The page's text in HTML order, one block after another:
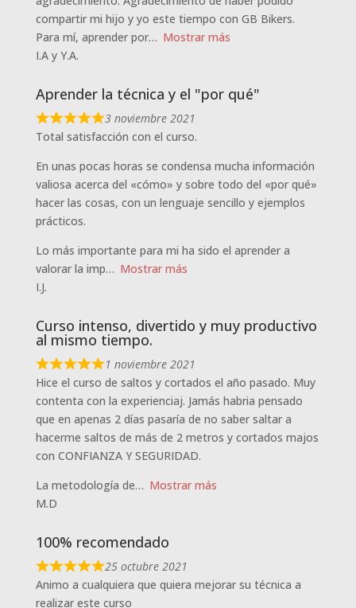
compartir mi hijo y yo este tiempo con GB Bikers.
Para mí, aprender por
Mostrar más
I.A y Y.A.
Aprender la técnica y el "por qué"
3 noviembre 2021
Total satisfacción con el curso.
En unas pocas horas se condensa mucha información
valiosa acerca del «cómo» y sobre todo del «por qué»
hacer las cosas, con un lenguaje sencillo y ejemplos
prácticos.
Lo más importante para mi ha sido el aprender a
valorar la imp
Mostrar más
I.J.
Curso intenso, divertido y muy productivo
al mismo tiempo.
1 noviembre 2021
Hice el curso de saltos y cortados el año pasado. Muy
contenta con la experienciaj. Jamás habria pensado
que en apenas 2 días pasaría de no saber saltar a
hacerme saltos de más de 2 metros y cortados majos
con CONFIANZA Y SEGURIDAD.
La metodología de
Mostrar más
M.D
100% recomendado
25 octubre 2021
Animo a cualquiera que quiera mejorar su técnica a
realizar este curso